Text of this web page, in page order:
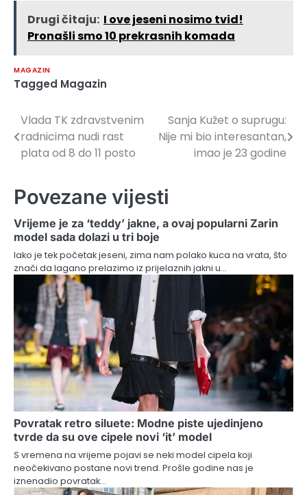
Drugi čitaju: I ove jeseni nosimo tvid!
Pronašli smo 10 prekrasnih komada
MAGAZIN
Tagged Magazin
Navigacija
članaka
Vlada TK zdravstvenim
radnicima nudi rast
plata od 8 do 11 posto
Sanja Kužet o suprugu:
Nije mi bio interesantan,
imao je 23 godine
Povezane vijesti
Vrijeme je za ‘teddy’ jakne, a ovaj popularni Zarin
model sada dolazi u tri boje
Iako je tek početak jeseni, zima nam polako kuca na vrata, što
znači da lagano prelazimo iz prijelaznih jakni u…
Povratak retro siluete: Modne piste ujedinjeno
tvrde da su ove cipele novi ‘it’ model
S vremena na vrijeme pojavi se neki model cipela koji
neočekivano postane novi trend. Prošle godine nas je
iznenadio povratak…